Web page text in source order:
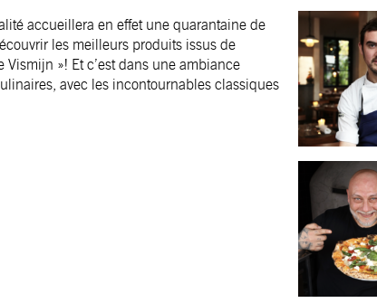
accueillera en effet une quarantaine de
les meilleurs produits issus de
»! Et c’est dans une ambiance
avec les incontournables classiques